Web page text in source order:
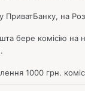
ПриватБанку, на
бере комісію на
1000 грн.